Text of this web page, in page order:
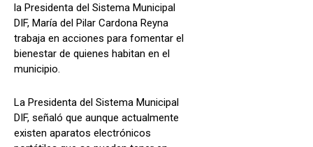
la Presidenta del Sistema Municipal
DIF, María del Pilar Cardona Reyna
trabaja en acciones para fomentar el
bienestar de quienes habitan en el
municipio.
La Presidenta del Sistema Municipal
DIF, señaló que aunque actualmente
existen aparatos electrónicos